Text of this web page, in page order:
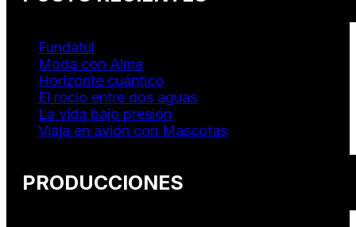
Fundatul
Moda con Alma
Horizonte cuántico
El rocio entre dos aguas
La vida bajo presión
Viaja en avión con Mascotas
PRODUCCIONES